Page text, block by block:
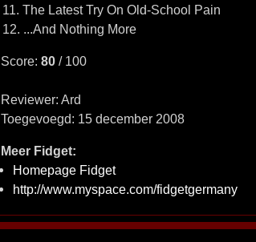
11. The Latest Try On Old-School Pain
12. ...And Nothing More
Score: 80/ 100
Reviewer: Ard
Toegevoegd: 15 december 2008
Meer Fidget:
Homepage Fidget
http://www.myspace.com/fidgetgermany